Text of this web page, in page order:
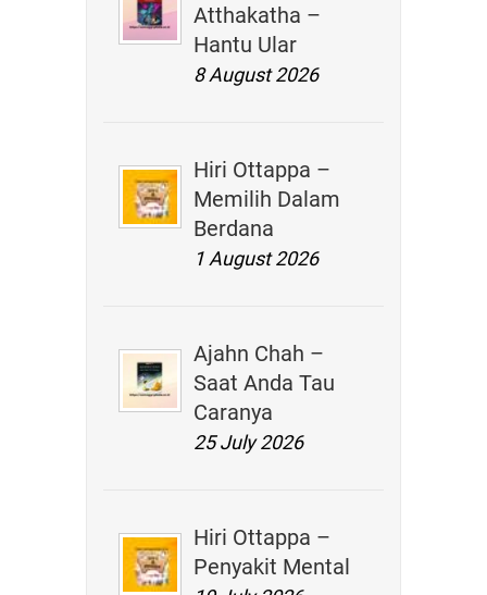
Atthakatha –
Hantu Ular
8 August 2026
Hiri Ottappa –
Memilih Dalam
Berdana
1 August 2026
Ajahn Chah –
Saat Anda Tau
Caranya
25 July 2026
Hiri Ottappa –
Penyakit Mental